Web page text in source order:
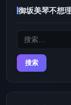
御坂美琴不想
搜